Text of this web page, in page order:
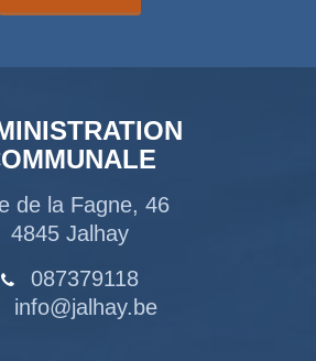
de la Fagne, 46
4845 Jalhay
087379118
info@jalhay.be